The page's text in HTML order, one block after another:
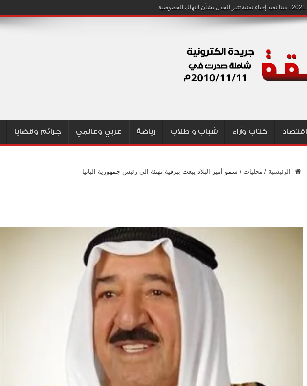
اقتصاد كتاب وآراء شباب و طلاب رياضة عربي وعالمي جرائم وقضايا
الرئيسية / محليات / سمو أمير البلاد يبعث ببرقية تهنئة الى رئيس جمهورية البانيا